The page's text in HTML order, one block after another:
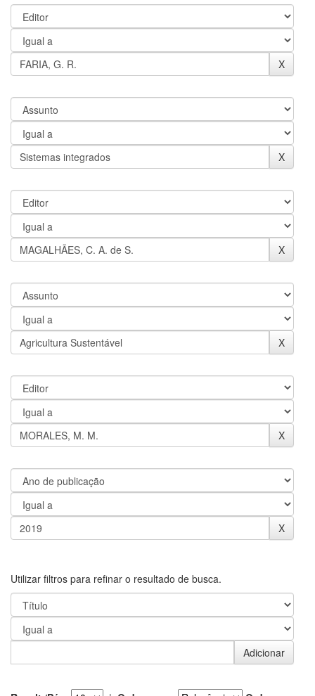
Utilizar filtros para refinar o resultado de busca.